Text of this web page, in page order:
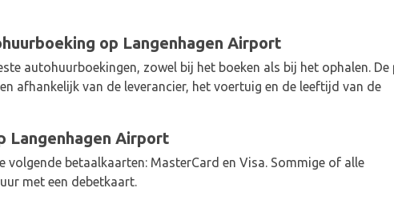
op Langenhagen Airport
autohuurboekingen, zowel bij het boeken als bij het ophalen. De
afhankelijk van de leverancier, het voertuig en de leeftijd van de
Langenhagen Airport
betaalkaarten: MasterCard en Visa. Sommige of alle
met een debetkaart.